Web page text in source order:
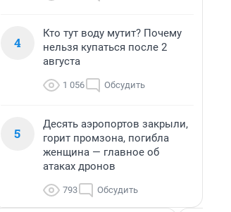
4
Кто тут воду мутит? Почему
нельзя купаться после 2
августа
1 056 Обсудить
5
Десять аэропортов закрыли,
горит промзона, погибла
женщина — главное об
атаках дронов
793 Обсудить